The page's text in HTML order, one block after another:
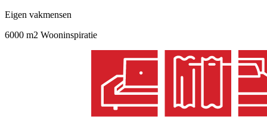
Eigen vakmensen
6000 m2 Wooninspiratie